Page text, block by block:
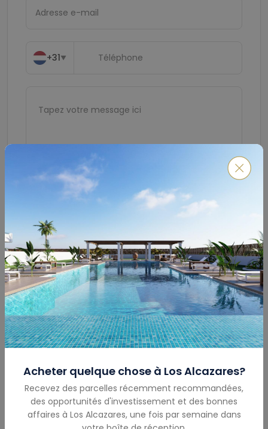
Acheter quelque chose à Los Alcazares?
Recevez des parcelles récemment recommandées,
des opportunités d'investissement et des bonnes
affaires à Los Alcazares, une fois par semaine dans
+31▼
Calculateur De Prêt Hypothécaire
Montant Total(€)
Acompte(€)